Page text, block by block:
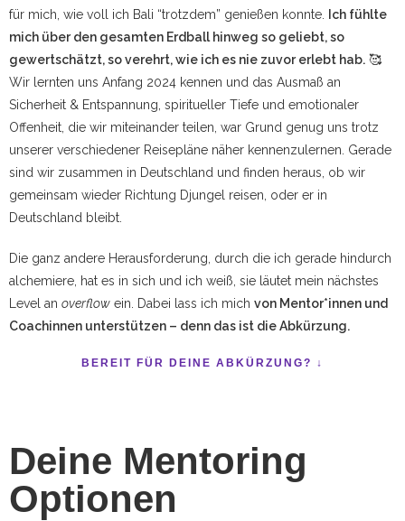
für mich, wie voll ich Bali “trotzdem” genießen konnte.
Ich fühlte
mich über den gesamten Erdball hinweg so geliebt, so
gewertschätzt, so verehrt, wie ich es nie zuvor erlebt hab. 🥰
Wir lernten uns Anfang 2024 kennen und das Ausmaß an
Sicherheit & Entspannung, spiritueller Tiefe und emotionaler
Offenheit, die wir miteinander teilen, war Grund genug uns trotz
unserer verschiedener Reisepläne näher kennenzulernen. Gerade
sind wir zusammen in Deutschland und finden heraus, ob wir
gemeinsam wieder Richtung Djungel reisen, oder er in
Deutschland bleibt.
Die ganz andere Herausforderung, durch die ich gerade hindurch
alchemiere, hat es in sich und ich weiß, sie läutet mein nächstes
Level an overflow ein. Dabei lass ich mich von Mentor*innen und
Coachinnen unterstützen – denn das ist die Abkürzung.
BEREIT FÜR DEINE ABKÜRZUNG? ↓
Deine Mentoring
Optionen